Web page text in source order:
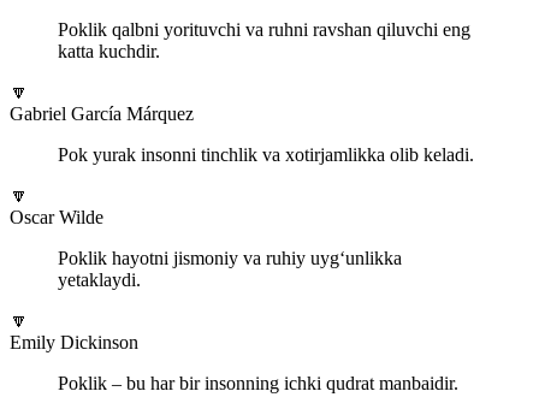
Poklik qalbni yorituvchi va ruhni ravshan qiluvchi eng
katta kuchdir.
🔽
Gabriel García Márquez
Pok yurak insonni tinchlik va xotirjamlikka olib keladi.
🔽
Oscar Wilde
Poklik hayotni jismoniy va ruhiy uyg‘unlikka
yetaklaydi.
🔽
Emily Dickinson
Poklik – bu har bir insonning ichki qudrat manbaidir.